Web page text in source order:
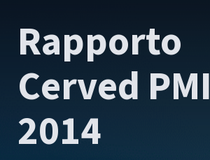
Rapporto
Cerved PMI
2014